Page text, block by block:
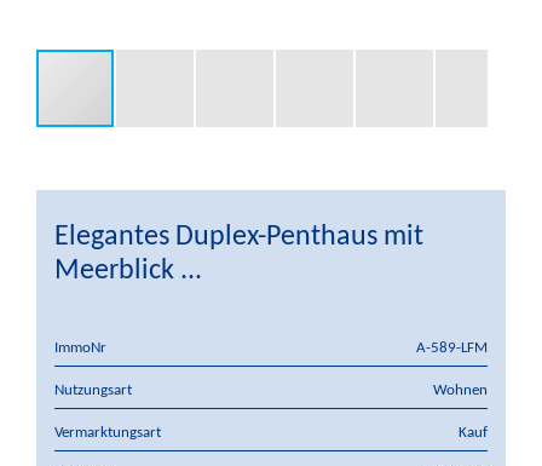
Elegantes Duplex-Penthaus mit
Meerblick ...
ImmoNr A-589-LFM
Nutzungsart Wohnen
Vermarktungsart Kauf